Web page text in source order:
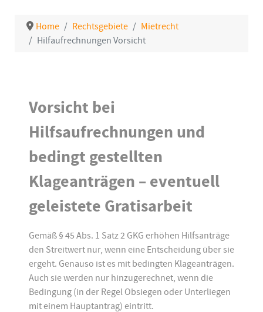
Home Rechtsgebiete
Mietrecht
Hilfaufrechnungen Vorsicht
Details
Vorsicht bei
Hilfsaufrechnungen und
bedingt gestellten
Klageanträgen – eventuell
geleistete Gratisarbeit
Gemäß § 45 Abs. 1 Satz 2 GKG erhöhen Hilfsanträge
den Streitwert nur, wenn eine Entscheidung über sie
ergeht. Genauso ist es mit bedingten Klageanträgen.
Auch sie werden nur hinzugerechnet, wenn die
Bedingung (in der Regel Obsiegen oder Unterliegen
mit einem Hauptantrag) eintritt.